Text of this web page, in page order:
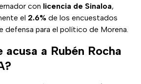
con licencia de Sinaloa,
el 2.6% de los encuestados
defensa para el político de Morena.
acusa a Rubén Rocha